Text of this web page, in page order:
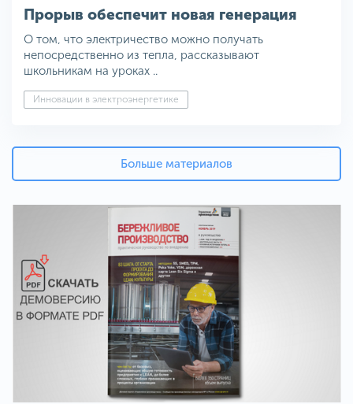
Прорыв обеспечит новая генерация
О том, что электричество можно получать
непосредственно из тепла, рассказывают
школьникам на уроках ..
Инновации в электроэнергетике
Больше материалов